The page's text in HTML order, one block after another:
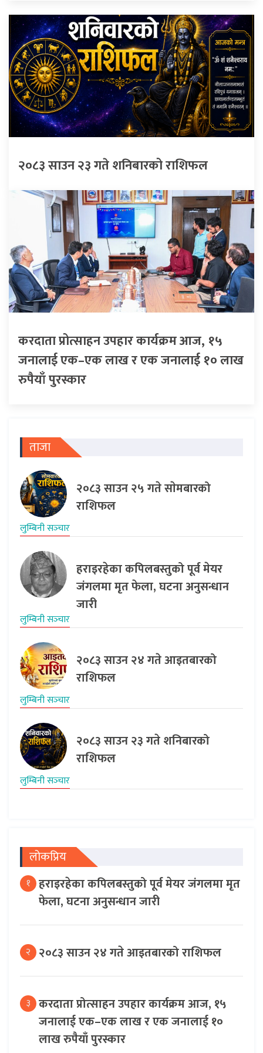
२०८३ साउन २३ गते शनिबारको राशिफल
करदाता प्रोत्साहन उपहार कार्यक्रम आज, १५
जनालाई एक–एक लाख र एक जनालाई १० लाख
रुपैयाँ पुरस्कार
ताजा
२०८३ साउन २५ गते साेमबारको
राशिफल
लुम्बिनी सञ्‍चार
हराइरहेका कपिलबस्तुको पूर्व मेयर
जंगलमा मृत फेला, घटना अनुसन्धान
जारी
लुम्बिनी सञ्‍चार
२०८३ साउन २४ गते आइतबारको
राशिफल
लुम्बिनी सञ्‍चार
२०८३ साउन २३ गते शनिबारको
राशिफल
लुम्बिनी सञ्‍चार
लोकप्रिय
१ हराइरहेका कपिलबस्तुको पूर्व मेयर जंगलमा मृत
फेला, घटना अनुसन्धान जारी
२ २०८३ साउन २४ गते आइतबारको राशिफल
३ करदाता प्रोत्साहन उपहार कार्यक्रम आज, १५
जनालाई एक–एक लाख र एक जनालाई १०
लाख रुपैयाँ पुरस्कार